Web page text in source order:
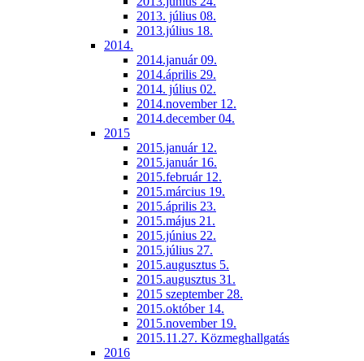
2013. július 08.
2013.július 18.
2014.
2014.január 09.
2014.április 29.
2014. július 02.
2014.november 12.
2014.december 04.
2015
2015.január 12.
2015.január 16.
2015.február 12.
2015.március 19.
2015.április 23.
2015.május 21.
2015.június 22.
2015.július 27.
2015.augusztus 5.
2015.augusztus 31.
2015 szeptember 28.
2015.október 14.
2015.november 19.
2015.11.27. Közmeghallgatás
2016